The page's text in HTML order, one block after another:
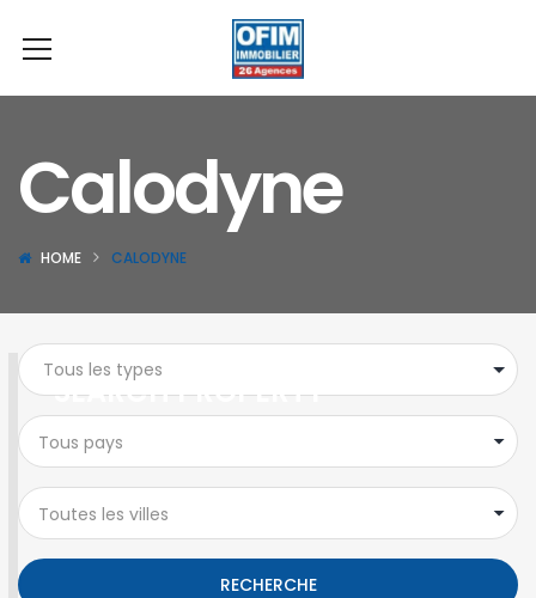
Calodyne
HOME CALODYNE
SEARCH PROPERTY
Tous pays
Toutes les villes
RECHERCHE